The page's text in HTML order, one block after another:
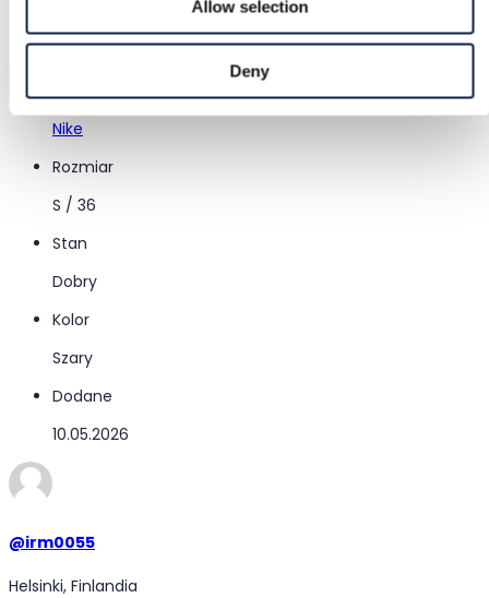
Allow selection
Deny
Kobiety/Odzież/Bluzy z kapturem i sweatshirty
Nike
Rozmiar
S / 36
Stan
Dobry
Kolor
Szary
Dodane
10.05.2026
@irm0055
Helsinki, Finlandia